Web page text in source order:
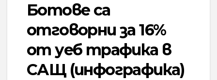
Ботове са
отговорни за 16%
от уеб трафика в
САЩ (инфографика)